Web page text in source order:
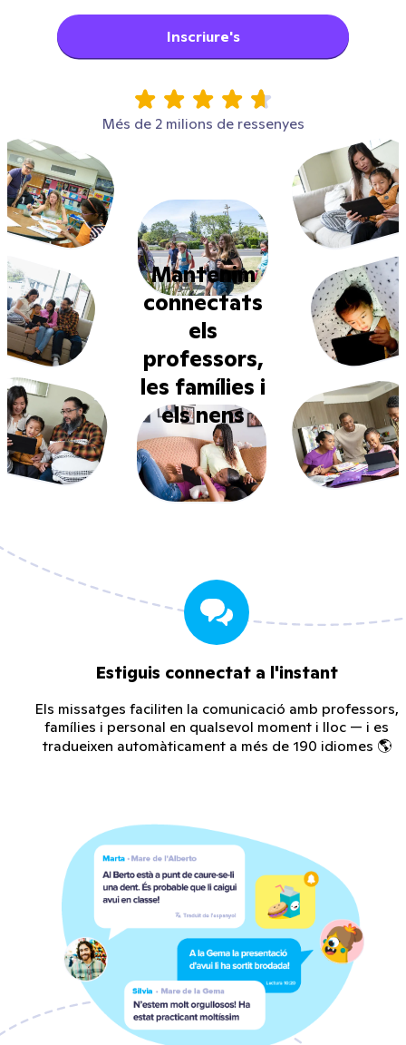
Inscriure's
Més de 2 milions de ressenyes
Mantenim
connectats
els
professors,
les famílies i
els nens
Estiguis connectat a l'instant
Els missatges faciliten la comunicació amb professors,
famílies i personal en qualsevol moment i lloc — i es
tradueixen automàticament a més de 190 idiomes 🌎